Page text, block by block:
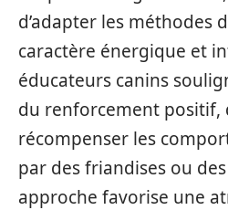
d’adapter les méthodes
caractère énergique et
éducateurs canins
du renforcement positif,
récompenser les
par des friandises ou
approche favorise une